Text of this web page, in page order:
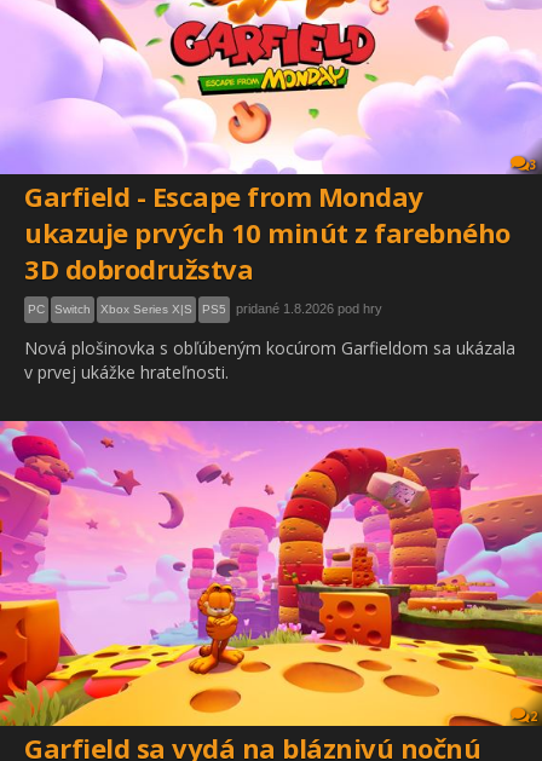
3
Garfield - Escape from Monday
ukazuje prvých 10 minút z farebného
3D dobrodružstva
PC Switch Xbox Series X|S PS5 pridané 1.8.2026 pod hry
Nová plošinovka s obľúbeným kocúrom Garfieldom sa ukázala
v prvej ukážke hrateľnosti.
2
Garfield sa vydá na bláznivú nočnú